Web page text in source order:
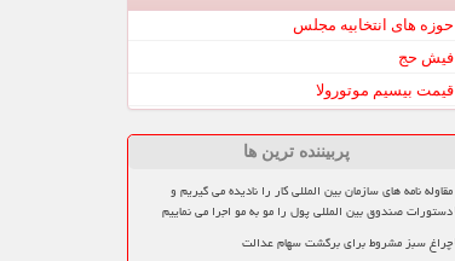
حوزه های انتخابیه مجلس
فیش حج
قیمت بیسیم موتورولا
پربیننده ترین ها
مقاوله نامه های سازمان بین المللی کار را نادیده می گیریم و
دستورات صندوق بین المللی پول را مو به مو اجرا می نماییم
چراغ سبز مشروط برای برگشت سهام عدالت